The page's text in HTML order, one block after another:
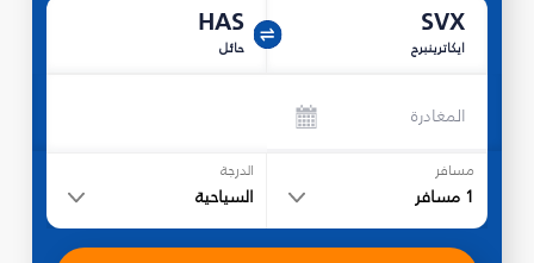
SVX
ايكاترينبرج
HAS
حائل
المغادرة
مسافر
1 مسافر
الدرجة
السياحية